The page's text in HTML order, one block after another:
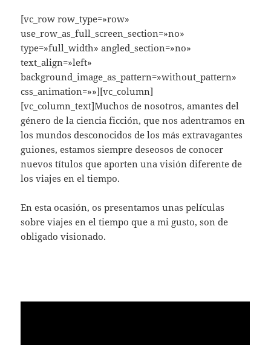
[vc_row row_type=»row»
use_row_as_full_screen_section=»no»
type=»full_width» angled_section=»no»
text_align=»left»
background_image_as_pattern=»without_pattern»
css_animation=»»][vc_column]
[vc_column_text]Muchos de nosotros, amantes del
género de la ciencia ficción, que nos adentramos en
los mundos desconocidos de los más extravagantes
guiones, estamos siempre deseosos de conocer
nuevos títulos que aporten una visión diferente de
los viajes en el tiempo.
En esta ocasión, os presentamos unas películas
sobre viajes en el tiempo que a mi gusto, son de
obligado visionado.